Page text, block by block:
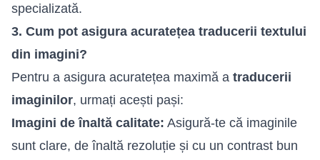
specializată.
3. Cum pot asigura acuratețea traducerii textului
din imagini?
Pentru a asigura acuratețea maximă a traducerii
imaginilor, urmați acești pași:
Imagini de înaltă calitate: Asigură-te că imaginile
sunt clare, de înaltă rezoluție și cu un contrast bun